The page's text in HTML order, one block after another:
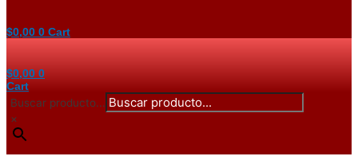
$0,00 0 Cart
$0,00 0
Cart
Buscar producto...
×